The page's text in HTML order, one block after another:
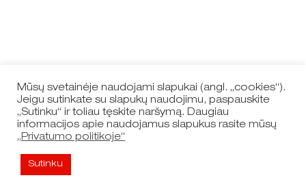
Mūsų svetainėje naudojami slapukai (angl. „cookies“).
Jeigu sutinkate su slapukų naudojimu, paspauskite
„Sutinku“ ir toliau tęskite naršymą. Daugiau
informacijos apie naudojamus slapukus rasite mūsų
„Privatumo politikoje“
Sutinku